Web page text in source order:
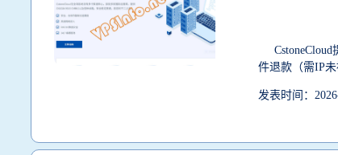
件退款（需IP
发表时间：